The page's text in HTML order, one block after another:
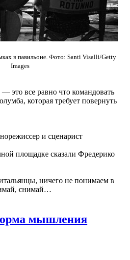
в павильоне. Фото: Santi Visalli/Getty
Images
это все равно что командовать
которая требует повернуть
и сценарист
площадке сказали Фредерико
ничего не понимаем в
снимай…
мышления